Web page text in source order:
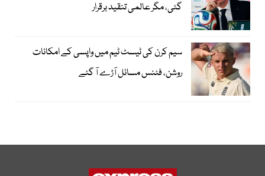
گئی، مگر عالمی تنقید برقرار
سیم کرن کی ٹیسٹ ٹیم میں واپسی کے امکانات
روشن، فٹنس مسائل آڑے آ گئے